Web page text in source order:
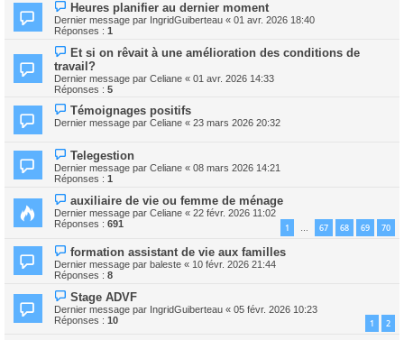
Heures planifier au dernier moment
Dernier message par IngridGuiberteau « 01 avr. 2026 18:40
Réponses : 1
Et si on rêvait à une amélioration des conditions de
travail?
Dernier message par Celiane « 01 avr. 2026 14:33
Réponses : 5
Témoignages positifs
Dernier message par Celiane « 23 mars 2026 20:32
Telegestion
Dernier message par Celiane « 08 mars 2026 14:21
Réponses : 1
auxiliaire de vie ou femme de ménage
Dernier message par Celiane « 22 févr. 2026 11:02
Réponses : 691 1 … 67 68 69 70
formation assistant de vie aux familles
Dernier message par baleste « 10 févr. 2026 21:44
Réponses : 8
Stage ADVF
Dernier message par IngridGuiberteau « 05 févr. 2026 10:23
Réponses : 10 1 2